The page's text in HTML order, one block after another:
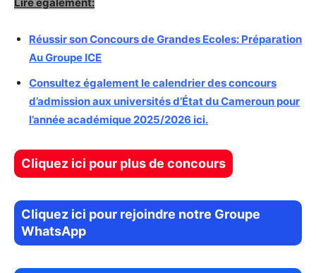
Réussir son Concours de Grandes Ecoles: Préparation
Au Groupe ICE
Consultez également le calendrier des concours
d’admission aux universités d’État du Cameroun pour
l’année académique 2025/2026 ici.
Cliquez ici pour plus de concours
Cliquez ici pour rejoindre notre Groupe
WhatsApp